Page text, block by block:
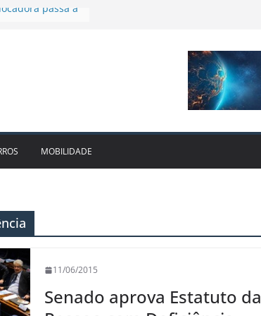
presença no
no 2T26 e
parceria para
MOBILIDADE
11/06/2015
Senado aprova Estatuto da